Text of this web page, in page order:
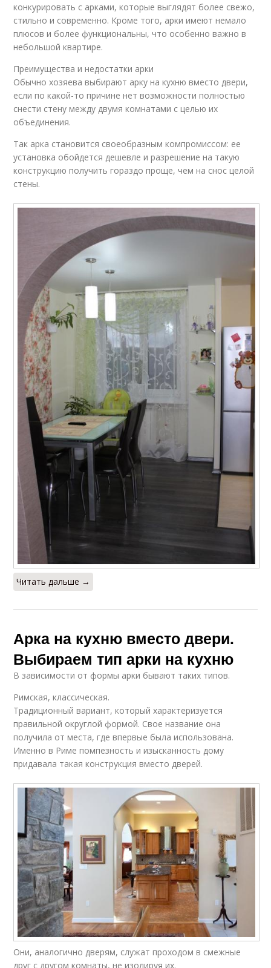
конкурировать с арками, которые выглядят более свежо,
стильно и современно. Кроме того, арки имеют немало
плюсов и более функциональны, что особенно важно в
небольшой квартире.
Преимущества и недостатки арки
Обычно хозяева выбирают арку на кухню вместо двери,
если по какой-то причине нет возможности полностью
снести стену между двумя комнатами с целью их
объединения.
Так арка становится своеобразным компромиссом: ее
установка обойдется дешевле и разрешение на такую
конструкцию получить гораздо проще, чем на снос целой
стены.
Читать дальше →
Арка на кухню вместо двери.
Выбираем тип арки на кухню
В зависимости от формы арки бывают таких типов.
Римская, классическая.
Традиционный вариант, который характеризуется
правильной округлой формой. Свое название она
получила от места, где впервые была использована.
Именно в Риме помпезность и изысканность дому
придавала такая конструкция вместо дверей.
Они, аналогично дверям, служат проходом в смежные
друг с другом комнаты, не изолируя их.